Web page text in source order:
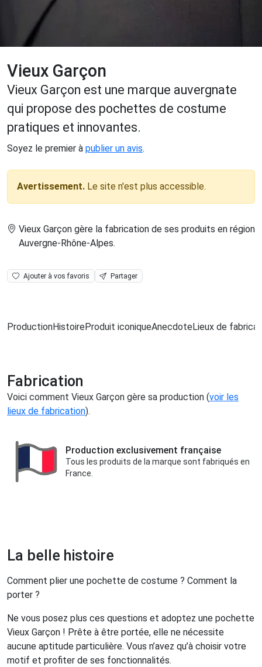
Vieux Garçon
Vieux Garçon est une marque auvergnate
qui propose des pochettes de costume
pratiques et innovantes.
Soyez le premier à publier un avis.
Avertissement. Le site n'est plus accessible.
Vieux Garçon gère la fabrication de ses produits en région
Auvergne-Rhône-Alpes.
Ajouter à vos favoris Partager
ProductionHistoireProduit iconiqueAnecdoteLieux de
Fabrication
Voici comment Vieux Garçon gère sa production (voir les
lieux de fabrication).
Production exclusivement française
Tous les produits de la marque sont fabriqués en
France.
La belle histoire
Comment plier une pochette de costume ? Comment la
porter ?
Ne vous posez plus ces questions et adoptez une pochette
Vieux Garçon ! Prête à être portée, elle ne nécessite
aucune aptitude particulière. Vous n’avez qu’à choisir votre
motif et profiter de ses fonctionnalités.